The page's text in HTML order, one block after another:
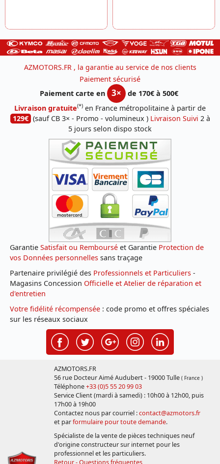
AZMOTORS.FR , la garantie au service de nos clients
Paiement sécurisé
Paiement carte en
3×
de 170€ à 500€
Livraison gratuite(*) en France métropolitaine à partir de
129€ (sauf CB 3× - Promo - volumineux ) Livraison Suivi 2 à
5 jours selon dispo stock
Garantie Satisfait ou Remboursé et Garantie Protection de
vos Données personnelles sans traçage
Partenaire privilégié des Professionnels et Particuliers -
Magasins Concession Officielle et Atelier de réparation et
d'entretien
Votre fidélité récompensée : code promo et offres spéciales
sur les réseaux sociaux
AZMOTORS.FR
56 rue Docteur Aimé Audubert - 19000 Tulle ( France )
Téléphone+33 (0)5 55 20 99 03
Service Client (mardi à samedi) : 10h00 à 12h00, puis
17h00 à 19h00
Contactez nous par courriel :contact@azmotors.fr
et parformulaire pour toute demande.
Spécialiste de la vente de pièces techniques neuf
d'origine constructeur sur internet pour les
professionnel et les particuliers.